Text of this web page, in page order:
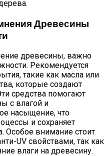
Древесины
древесины, важно
Рекомендуется
такие как масла или
которые создают
средства помогают
с влагой и
насыщение, что
и сохраняет
Особое внимание стоит
UV свойствами, так как
влаги на древесину.